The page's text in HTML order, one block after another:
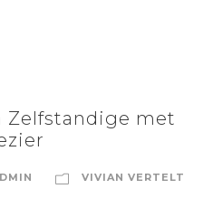
Zelfstandige met
VIVIAN VERTELT